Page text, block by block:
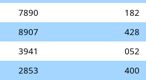
7890
182
8907
428
3941
052
2853
400